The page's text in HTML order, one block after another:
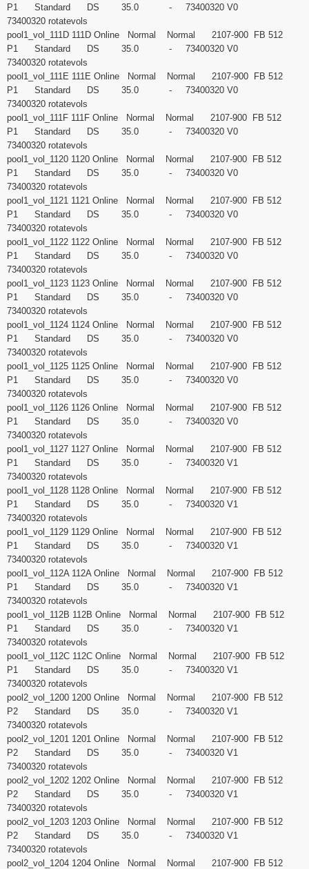
P1 Standard DS 35.0 - 73400320 V0
73400320 rotatevols
pool1_vol_111D 111D Online Normal Normal 2107-900 FB 512
P1 Standard DS 35.0 - 73400320 V0
73400320 rotatevols
pool1_vol_111E 111E Online Normal Normal 2107-900 FB 512
P1 Standard DS 35.0 - 73400320 V0
73400320 rotatevols
pool1_vol_111F 111F Online Normal Normal 2107-900 FB 512
P1 Standard DS 35.0 - 73400320 V0
73400320 rotatevols
pool1_vol_1120 1120 Online Normal Normal 2107-900 FB 512
P1 Standard DS 35.0 - 73400320 V0
73400320 rotatevols
pool1_vol_1121 1121 Online Normal Normal 2107-900 FB 512
P1 Standard DS 35.0 - 73400320 V0
73400320 rotatevols
pool1_vol_1122 1122 Online Normal Normal 2107-900 FB 512
P1 Standard DS 35.0 - 73400320 V0
73400320 rotatevols
pool1_vol_1123 1123 Online Normal Normal 2107-900 FB 512
P1 Standard DS 35.0 - 73400320 V0
73400320 rotatevols
pool1_vol_1124 1124 Online Normal Normal 2107-900 FB 512
P1 Standard DS 35.0 - 73400320 V0
73400320 rotatevols
pool1_vol_1125 1125 Online Normal Normal 2107-900 FB 512
P1 Standard DS 35.0 - 73400320 V0
73400320 rotatevols
pool1_vol_1126 1126 Online Normal Normal 2107-900 FB 512
P1 Standard DS 35.0 - 73400320 V0
73400320 rotatevols
pool1_vol_1127 1127 Online Normal Normal 2107-900 FB 512
P1 Standard DS 35.0 - 73400320 V1
73400320 rotatevols
pool1_vol_1128 1128 Online Normal Normal 2107-900 FB 512
P1 Standard DS 35.0 - 73400320 V1
73400320 rotatevols
pool1_vol_1129 1129 Online Normal Normal 2107-900 FB 512
P1 Standard DS 35.0 - 73400320 V1
73400320 rotatevols
pool1_vol_112A 112A Online Normal Normal 2107-900 FB 512
P1 Standard DS 35.0 - 73400320 V1
73400320 rotatevols
pool1_vol_112B 112B Online Normal Normal 2107-900 FB 512
P1 Standard DS 35.0 - 73400320 V1
73400320 rotatevols
pool1_vol_112C 112C Online Normal Normal 2107-900 FB 512
P1 Standard DS 35.0 - 73400320 V1
73400320 rotatevols
pool2_vol_1200 1200 Online Normal Normal 2107-900 FB 512
P2 Standard DS 35.0 - 73400320 V1
73400320 rotatevols
pool2_vol_1201 1201 Online Normal Normal 2107-900 FB 512
P2 Standard DS 35.0 - 73400320 V1
73400320 rotatevols
pool2_vol_1202 1202 Online Normal Normal 2107-900 FB 512
P2 Standard DS 35.0 - 73400320 V1
73400320 rotatevols
pool2_vol_1203 1203 Online Normal Normal 2107-900 FB 512
P2 Standard DS 35.0 - 73400320 V1
73400320 rotatevols
pool2_vol_1204 1204 Online Normal Normal 2107-900 FB 512